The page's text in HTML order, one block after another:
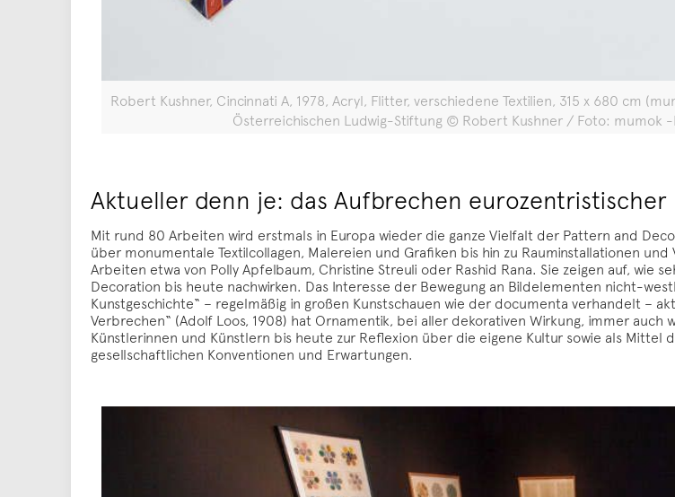
Robert Kushner, Cincinnati A, 1978, Acryl, Flitter, verschiedene Textilien, 315 x 680 cm
Österreichischen Ludwig-Stiftung © Robert Kushner / Foto: mumok
Aktueller denn je: das Aufbrechen eurozentristischer
Mit rund 80 Arbeiten wird erstmals in Europa wieder die ganze Vielfalt der Pattern and
über monumentale Textilcollagen, Malereien und Grafiken bis hin zu Rauminstallationen
Arbeiten etwa von Polly Apfelbaum, Christine Streuli oder Rashid Rana. Sie zeigen auf,
Decoration bis heute nachwirken. Das Interesse der Bewegung an Bildelementen nicht-
Kunstgeschichte“ – regelmäßig in großen Kunstschauen wie der documenta verhandelt –
Verbrechen“ (Adolf Loos, 1908) hat Ornamentik, bei aller dekorativen Wirkung, immer
Künstlerinnen und Künstlern bis heute zur Reflexion über die eigene Kultur sowie als Mittel
gesellschaftlichen Konventionen und Erwartungen.